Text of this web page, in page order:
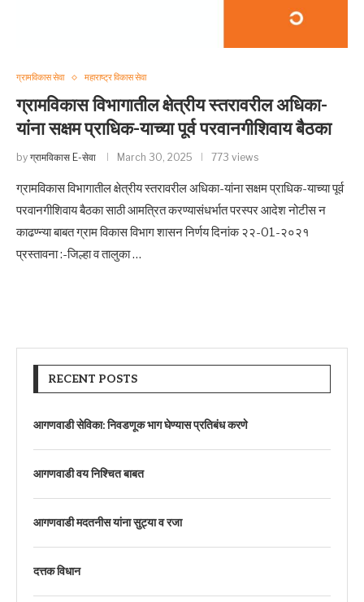
ग्रामविकास सेवा महाराष्ट्र विकास सेवा
ग्रामविकास विभागातील क्षेत्रीय स्तरावरील अधिका-
यांना सक्षम प्राधिक-याच्या पूर्व परवानगीशिवाय बैठका
by ग्रामविकास E-सेवा March 30, 2025 773 views
ग्रामविकास विभागातील क्षेत्रीय स्तरावरील अधिका-यांना सक्षम प्राधिक-याच्या पूर्व
परवानगीशिवाय बैठका साठी आमत्रित करण्यासंधर्भात परस्पर आदेश नोटीस न
काढण्न्या बाबत ग्राम विकास विभाग शासन निर्णय दिनांक २२-01-२०२१
प्रस्तावना :-जिल्हा व तालुका …
RECENT POSTS
आगणवाडी सेविका: निवडणूक भाग घेण्यास प्रतिबंध करणे
आगणवाडी वय निश्चित बाबत
आगणवाडी मदतनीस यांना सुट्या व रजा
दत्तक विधान